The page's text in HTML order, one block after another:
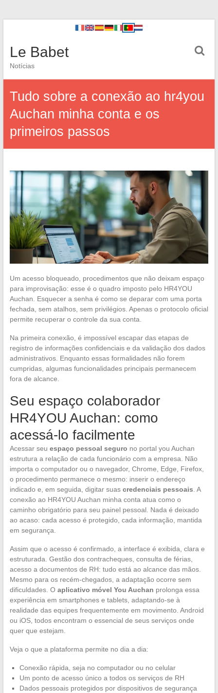
Le Babet
Notícias
Tudo sobre a conexão ao hr4you
Auchan minha conta e os
primeiros passos
Um acesso bloqueado, procedimentos que não deixam espaço
para improvisação: esse é o quadro imposto pelo HR4YOU
Auchan. Esquecer a senha é como se deparar com uma porta
fechada, sem atalhos, sem privilégios. Apenas o protocolo oficial
permite recuperar o controle da sua conta.
Na primeira conexão, é impossível escapar das etapas de
registro de informações confidenciais e da validação dos dados
administrativos. Enquanto essas formalidades não forem
cumpridas, algumas funcionalidades principais permanecem
fora de alcance.
Seu espaço colaborador
HR4YOU Auchan: como
acessá-lo facilmente
Acessar seu espaço pessoal seguro no portal you Auchan
estrutura a relação de cada funcionário com a empresa. Não
importa o computador ou o navegador, Chrome, Edge, Firefox,
o procedimento permanece o mesmo: inserir o endereço
indicado e, em seguida, digitar suas credenciais pessoais . A
conexão ao HR4YOU Auchan minha conta atua como o
caminho obrigatório para seu painel pessoal. Nada é deixado
ao acaso: cada acesso é protegido, cada informação, mantida
em segurança.
Assim que o acesso é confirmado, a interface é exibida, clara e
estruturada. Gestão dos contracheques, consulta de férias,
acesso a documentos de RH: tudo está ao alcance das mãos.
Mesmo para os recém-chegados, a adaptação ocorre sem
dificuldades. O aplicativo móvel You Auchan prolonga essa
experiência em smartphones e tablets, adaptando-se à
realidade das equipes frequentemente em movimento. Android
ou iOS, todos encontram o essencial de seus serviços onde
quer que estejam.
Veja o que a plataforma permite no dia a dia:
Conexão rápida, seja no computador ou no celular
Um ponto de acesso único a todos os serviços de RH
Dados pessoais protegidos por dispositivos de segurança